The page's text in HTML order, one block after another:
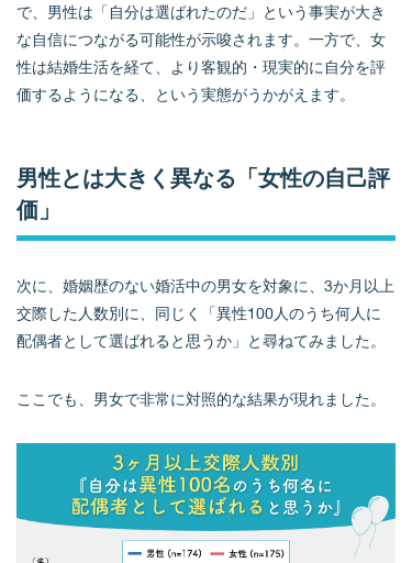
で、男性は「自分は選ばれたのだ」という事実が大き
な自信につながる可能性が示唆されます。一方で、女
性は結婚生活を経て、より客観的・現実的に自分を評
価するようになる、という実態がうかがえます。
男性とは大きく異なる「女性の自己評
価」
次に、婚姻歴のない婚活中の男女を対象に、3か月以上
交際した人数別に、同じく「異性100人のうち何人に
配偶者として選ばれると思うか」と尋ねてみました。
ここでも、男女で非常に対照的な結果が現れました。